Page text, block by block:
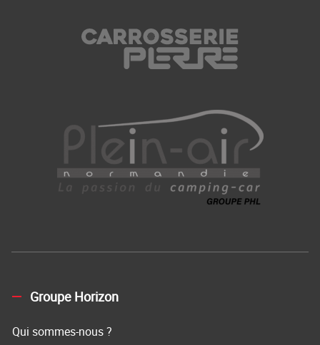
Groupe Horizon
Qui sommes-nous ?